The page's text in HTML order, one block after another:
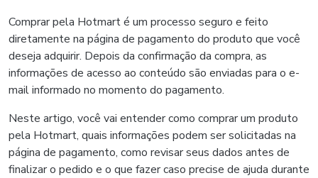
Comprar pela Hotmart é um processo seguro e feito
diretamente na página de pagamento do produto que você
deseja adquirir. Depois da confirmação da compra, as
informações de acesso ao conteúdo são enviadas para o e-
mail informado no momento do pagamento.
Neste artigo, você vai entender como comprar um produto
pela Hotmart, quais informações podem ser solicitadas na
página de pagamento, como revisar seus dados antes de
finalizar o pedido e o que fazer caso precise de ajuda durante